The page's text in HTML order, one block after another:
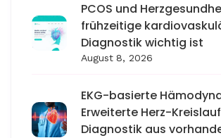
PCOS und
frühzeitige
Diagnostik wichtig ist
August 8, 2026
EKG-basierte
Erweiterte Herz-
Diagnostik aus